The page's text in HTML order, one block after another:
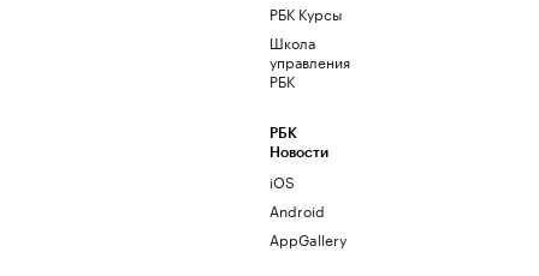
РБК Курсы
Школа
управления
РБК
РБК
Новости
iOS
Android
AppGallery